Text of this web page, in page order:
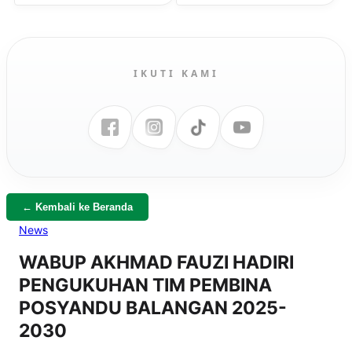
IKUTI KAMI
← Kembali ke Beranda
News
WABUP AKHMAD FAUZI HADIRI
PENGUKUHAN TIM PEMBINA
POSYANDU BALANGAN 2025-
2030